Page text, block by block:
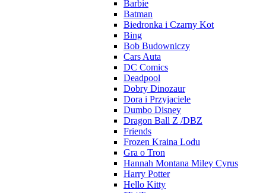
Barbie
Batman
Biedronka i Czarny Kot
Bing
Bob Budowniczy
Cars Auta
DC Comics
Deadpool
Dobry Dinozaur
Dora i Przyjaciele
Dumbo Disney
Dragon Ball Z /DBZ
Friends
Frozen Kraina Lodu
Gra o Tron
Hannah Montana Miley Cyrus
Harry Potter
Hello Kitty